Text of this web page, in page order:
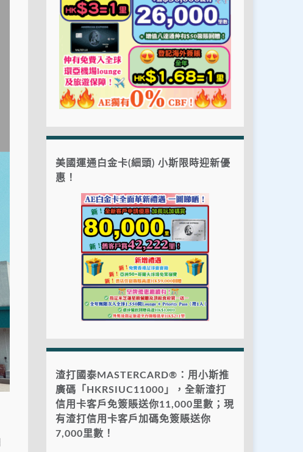
美國運通白金卡(細頭) 小斯限時迎新優
惠！
渣打國泰MASTERCARD®：用小斯推
廣碼「HKRSIUC11000」，全新渣打
信用卡客戶免簽賬送你11,000里數；現
有渣打信用卡客戶加碼免簽賬送你
7,000里數！